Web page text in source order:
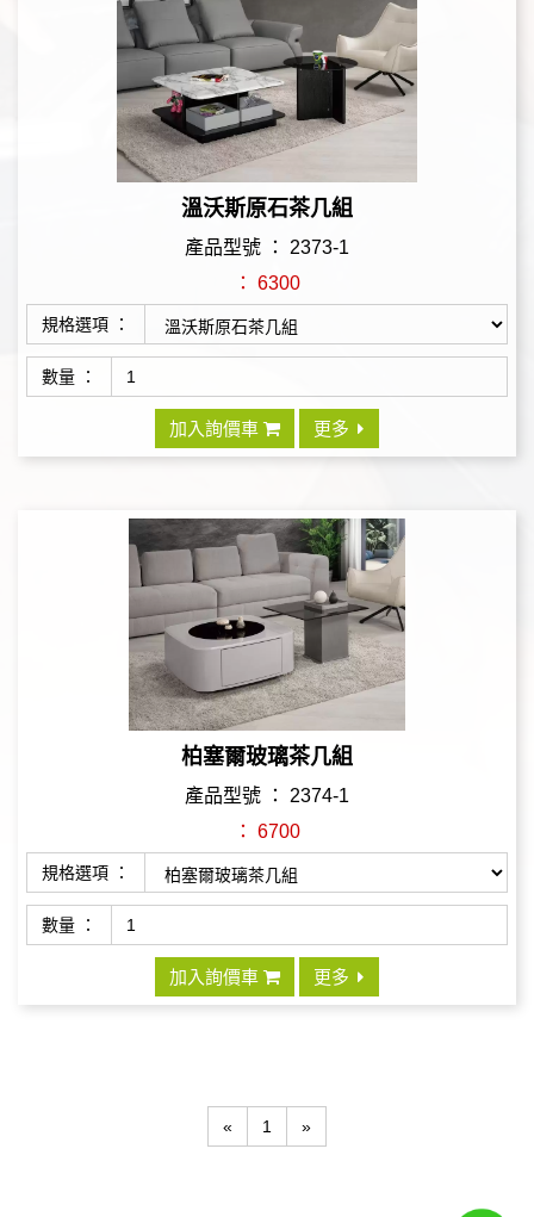
溫沃斯原石茶几組
產品型號 ： 2373-1
： 6300
規格選項 ：
數量 ：
加入詢價車 更多
柏塞爾玻璃茶几組
產品型號 ： 2374-1
： 6700
規格選項 ：
數量 ：
加入詢價車 更多
« 1 »